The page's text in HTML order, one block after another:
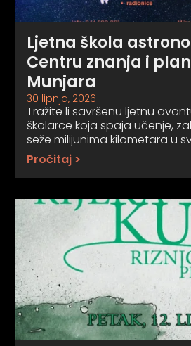
Ljetna škola
Centru znanja i
Munjara
30 lipnja, 2026
Tražite li savršenu ljetnu
školarce koja spaja učenje,
seže milijunima kilometara u
Pročitaj >